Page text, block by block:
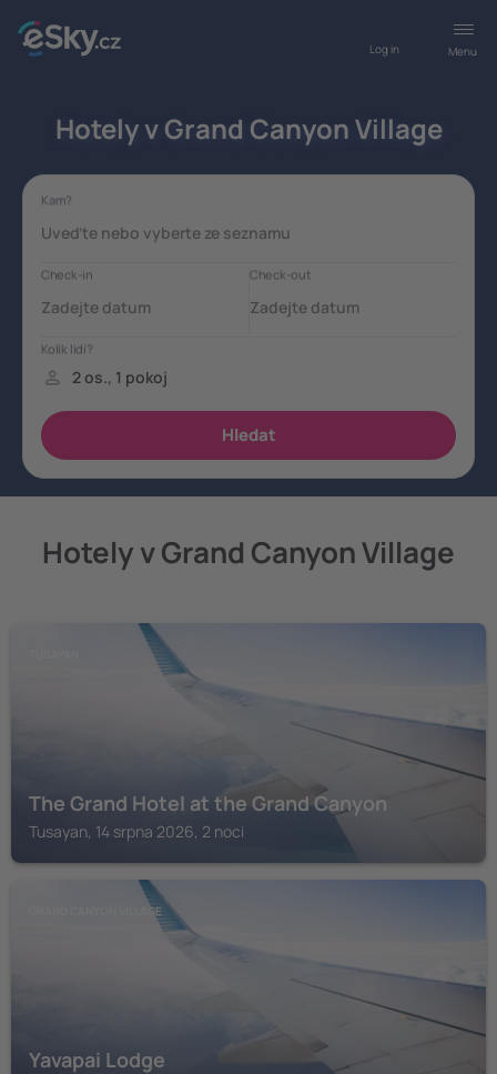
Menu
Log in
Hotely v Grand Canyon Village
Hotely v Grand Canyon Village
The Grand Hotel at the Grand Canyon
Tusayan, 14 srpna 2026, 2 noci
GRAND CANYON VILLAGE
Yavapai Lodge